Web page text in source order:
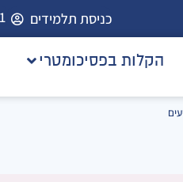
כניסת תלמידים
הקלות בפסיכומטרי